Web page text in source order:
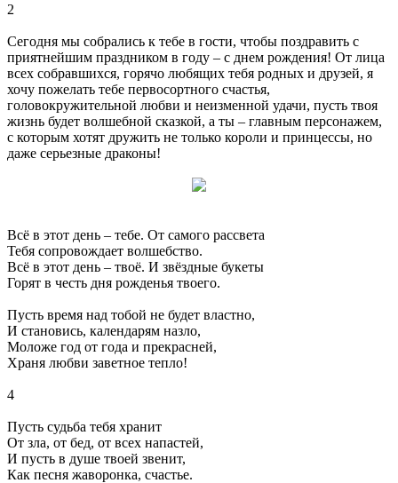
2
Сегодня мы собрались к тебе в гости, чтобы поздравить с
приятнейшим праздником в году – с днем рождения! От лица
всех собравшихся, горячо любящих тебя родных и друзей, я
хочу пожелать тебе первосортного счастья,
головокружительной любви и неизменной удачи, пусть твоя
жизнь будет волшебной сказкой, а ты – главным персонажем,
с которым хотят дружить не только короли и принцессы, но
даже серьезные драконы!
Всё в этот день – тебе. От самого рассвета
Тебя сопровождает волшебство.
Всё в этот день – твоё. И звёздные букеты
Горят в честь дня рожденья твоего.
Пусть время над тобой не будет властно,
И становись, календарям назло,
Моложе год от года и прекрасней,
Храня любви заветное тепло!
4
Пусть судьба тебя хранит
От зла, от бед, от всех напастей,
И пусть в душе твоей звенит,
Как песня жаворонка, счастье.